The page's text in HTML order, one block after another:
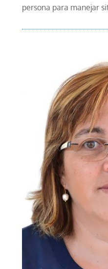
persona para manejar